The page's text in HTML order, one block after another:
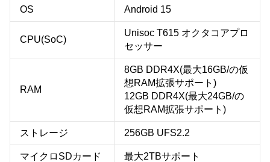
OS Android 15
CPU(SoC)
Unisoc T615 オクタコアプロ
セッサー
RAM
8GB DDR4X(最大16GB/の仮
想RAM拡張サポート)
12GB DDR4X(最大24GB/の
仮想RAM拡張サポート)
ストレージ 256GB UFS2.2
マイクロSDカード 最大2TBサポート